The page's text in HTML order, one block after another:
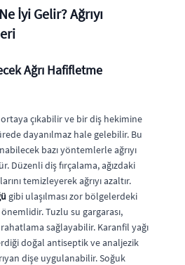
İyi Gelir? Ağrıyı
Ağrı Hafifletme
ortaya çıkabilir ve bir diş hekimine
dayanılmaz hale gelebilir. Bu
bazı yöntemlerle ağrıyı
Düzenli diş fırçalama, ağızdaki
temizleyerek ağrıyı azaltır.
gibi ulaşılması zor bölgelerdeki
Tuzlu su gargarası,
sağlayabilir. Karanfil yağı
doğal antiseptik ve analjezik
dişe uygulanabilir. Soğuk